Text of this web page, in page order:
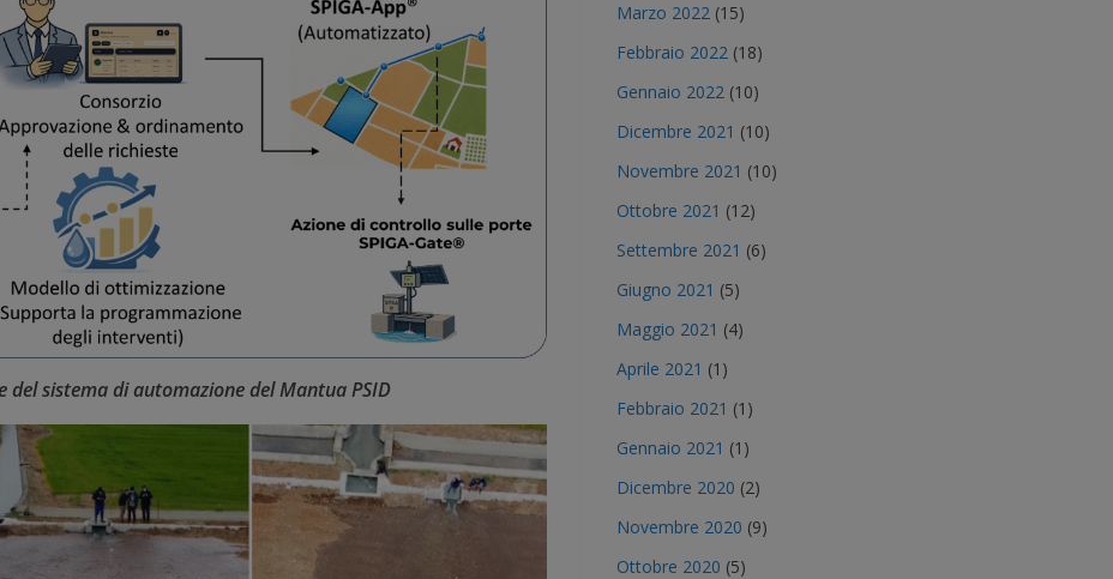
del sistema di automazione del Mantua PSID
Marzo 2022 (15)
Febbraio 2022 (18)
Gennaio 2022 (10)
Dicembre 2021 (10)
Novembre 2021 (10)
Ottobre 2021 (12)
Settembre 2021 (6)
Giugno 2021 (5)
Maggio 2021 (4)
Aprile 2021 (1)
Febbraio 2021 (1)
Gennaio 2021 (1)
Dicembre 2020 (2)
Novembre 2020 (9)
Ottobre 2020 (5)